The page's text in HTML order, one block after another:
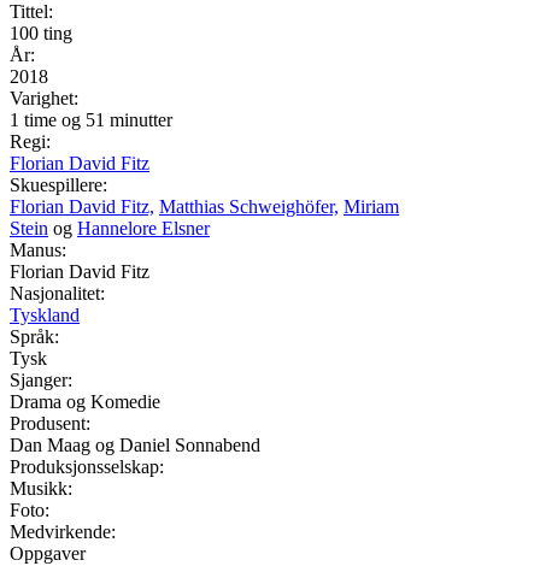
Tittel:
100 ting
År:
2018
Varighet:
1 time og 51 minutter
Regi:
Florian David Fitz
Skuespillere:
Florian David Fitz, Matthias Schweighöfer, Miriam
Stein og Hannelore Elsner
Manus:
Florian David Fitz
Nasjonalitet:
Tyskland
Språk:
Tysk
Sjanger:
Drama og Komedie
Produsent:
Dan Maag og Daniel Sonnabend
Produksjonsselskap:
Musikk:
Foto:
Medvirkende:
Oppgaver